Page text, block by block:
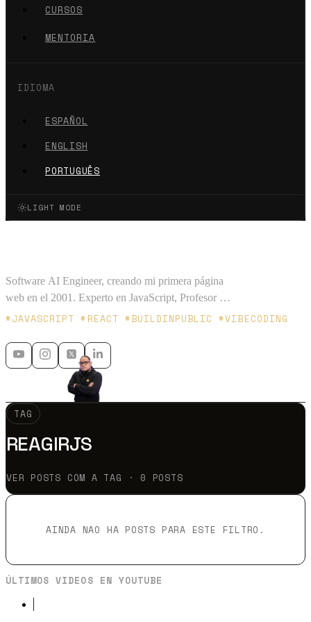
CURSOS
MENTORIA
IDIOMA
ESPAÑOL
ENGLISH
PORTUGUÊS
LIGHT MODE
Software AI Engineer, creando mi primera página
web en el 2001. Experto en JavaScript, Profesor en
Platzi y Microsoft MVP - 🇲🇽 🇨🇴
#JAVASCRIPT #REACT #BUILDINPUBLIC #VIBECODING
TAG
REAGIRJS
VER POSTS COM A TAG · 0 POSTS
AINDA NAO HA POSTS PARA ESTE FILTRO.
ÚLTIMOS VIDEOS EN YOUTUBE